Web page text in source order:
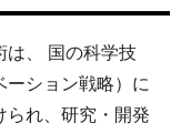
は、 国の科学技
ーション戦略）に
られ、研究・開発